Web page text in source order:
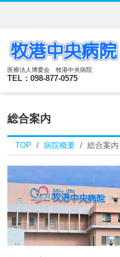
医療法人博愛会 牧港中央病院
TEL：098-877-0575
総合案内
TOP 病院概要 総合案内